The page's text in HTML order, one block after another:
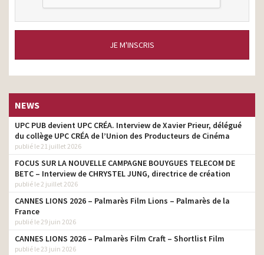
JE M'INSCRIS
NEWS
UPC PUB devient UPC CRÉA. Interview de Xavier Prieur, délégué
du collège UPC CRÉA de l’Union des Producteurs de Cinéma
publié le 21 juillet 2026
FOCUS SUR LA NOUVELLE CAMPAGNE BOUYGUES TELECOM DE
BETC – Interview de CHRYSTEL JUNG, directrice de création
publié le 2 juillet 2026
CANNES LIONS 2026 – Palmarès Film Lions – Palmarès de la
France
publié le 29 juin 2026
CANNES LIONS 2026 – Palmarès Film Craft – Shortlist Film
publié le 23 juin 2026